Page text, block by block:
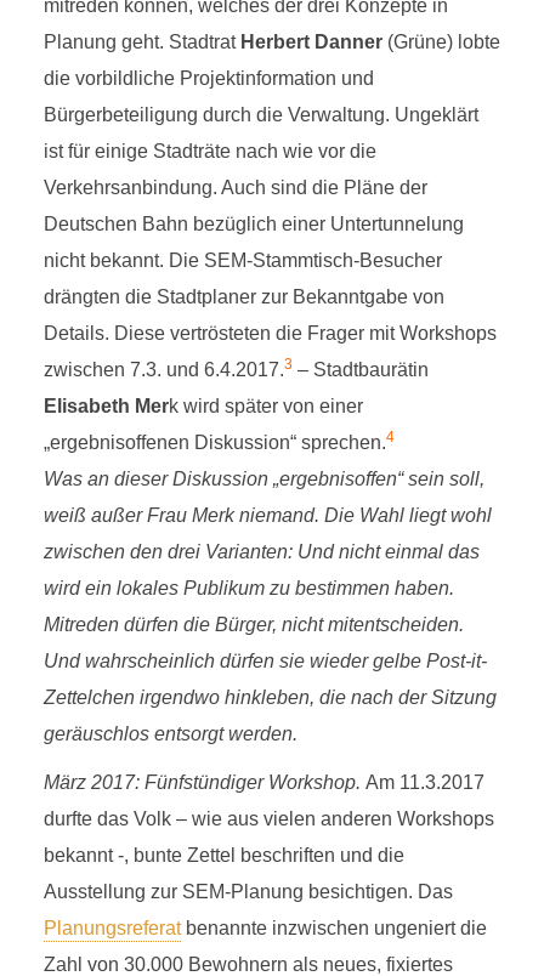
mitreden können, welches der drei Konzepte in
Planung geht. Stadtrat Herbert Danner(Grüne) lobte
die vorbildliche Projektinformation und
Bürgerbeteiligung durch die Verwaltung. Ungeklärt
ist für einige Stadträte nach wie vor die
Verkehrsanbindung. Auch sind die Pläne der
Deutschen Bahn bezüglich einer Untertunnelung
nicht bekannt. Die SEM-Stammtisch-Besucher
drängten die Stadtplaner zur Bekanntgabe von
Details. Diese vertrösteten die Frager mit Workshops
zwischen 7.3. und 6.4.2017.3– Stadtbaurätin
Elisabeth Merk wird später von einer
„ergebnisoffenen Diskussion“ sprechen.4
Was an dieser Diskussion „ergebnisoffen“ sein soll,
weiß außer Frau Merk niemand. Die Wahl liegt wohl
zwischen den drei Varianten: Und nicht einmal das
wird ein lokales Publikum zu bestimmen haben.
Mitreden dürfen die Bürger, nicht mitentscheiden.
Und wahrscheinlich dürfen sie wieder gelbe Post-it-
Zettelchen irgendwo hinkleben, die nach der Sitzung
geräuschlos entsorgt werden.
März 2017: Fünfstündiger Workshop. Am 11.3.2017
durfte das Volk – wie aus vielen anderen Workshops
bekannt -, bunte Zettel beschriften und die
Ausstellung zur SEM-Planung besichtigen. Das
Planungsreferatbenannte inzwischen ungeniert die
Zahl von 30.000 Bewohnern als neues, fixiertes